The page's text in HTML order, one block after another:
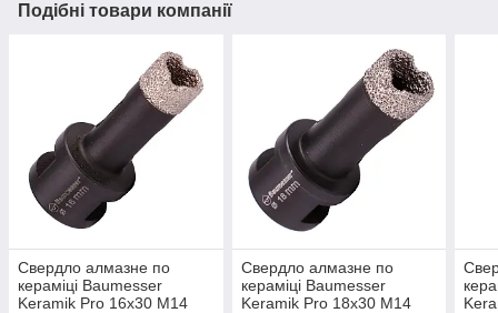
Подібні товари компанії
Свердло алмазне по
кераміці Baumesser
Keramik Pro 16x30 M14
Свердло алмазне по
кераміці Baumesser
Keramik Pro 18x30 M14